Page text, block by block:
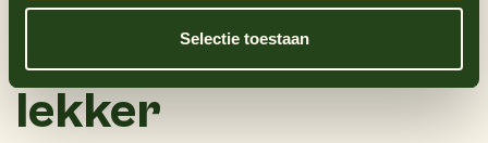
Selectie toestaan
Bekijk alle producten
Sensausioneel
lekker